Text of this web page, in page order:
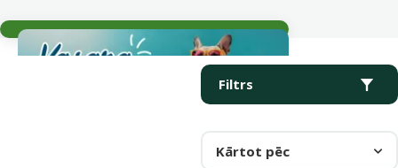
Filtrs
Kārtot pēc
Produkti kategorijā Terāriju apsildītāji